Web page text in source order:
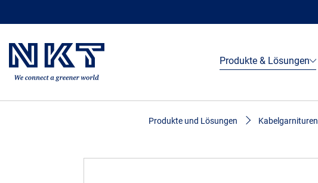
Produkte & Lösungen
Produkte und Lösungen Kabelgarnituren